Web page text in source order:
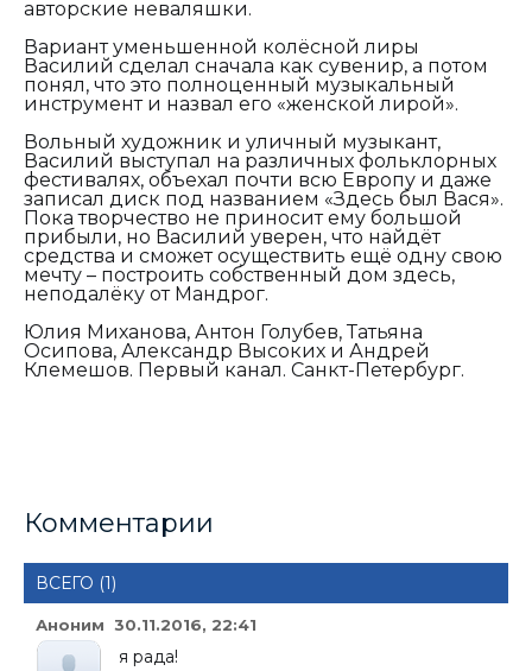
авторские неваляшки.
Вариант уменьшенной колёсной лиры
Василий сделал сначала как сувенир, а потом
понял, что это полноценный музыкальный
инструмент и назвал его «женской лирой».
Вольный художник и уличный музыкант,
Василий выступал на различных фольклорных
фестивалях, объехал почти всю Европу и даже
записал диск под названием «Здесь был Вася».
Пока творчество не приносит ему большой
прибыли, но Василий уверен, что найдёт
средства и сможет осуществить ещё одну свою
мечту – построить собственный дом здесь,
неподалёку от Мандрог.
Юлия Миханова, Антон Голубев, Татьяна
Осипова, Александр Высоких и Андрей
Клемешов. Первый канал. Санкт-Петербург.
Комментарии
ВСЕГО (1)
Аноним 30.11.2016, 22:41
я рада!